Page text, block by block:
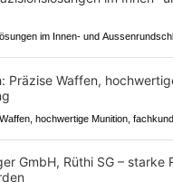
im Innen- und
hochwertige Munition,